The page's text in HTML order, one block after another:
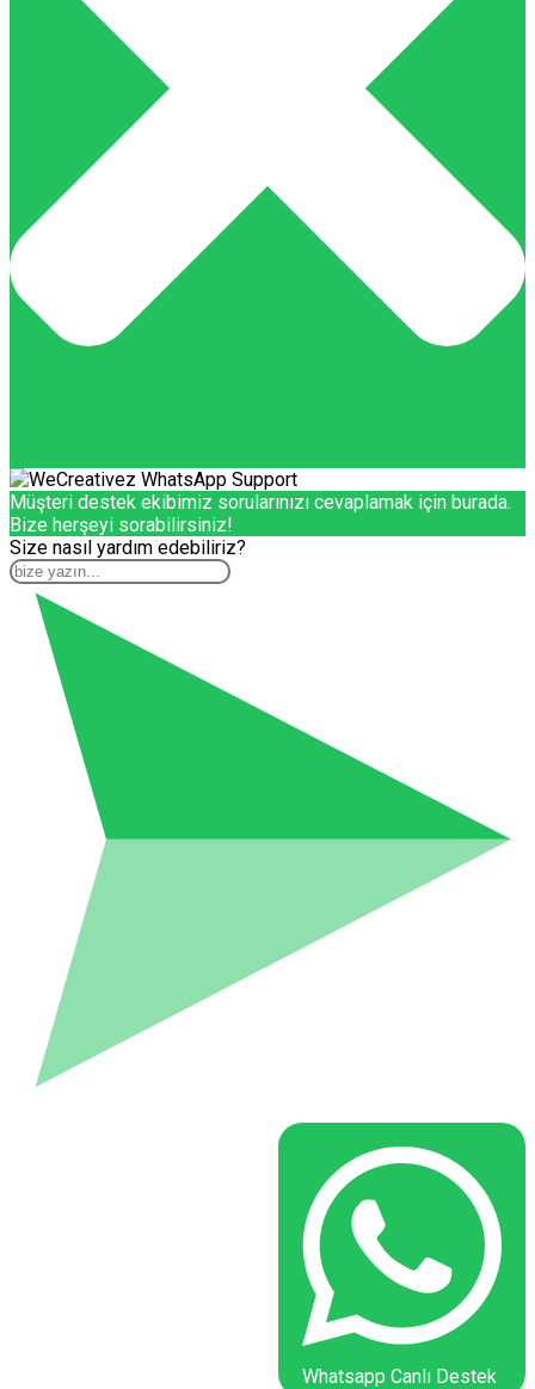
Müşteri destek ekibimiz sorularınızı cevaplamak için burada.
Bize herşeyi sorabilirsiniz!
Size nasıl yardım edebiliriz?
Whatsapp Canlı Destek